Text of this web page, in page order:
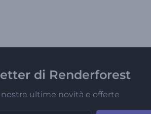
di Renderforest
nostre ultime novità e offerte